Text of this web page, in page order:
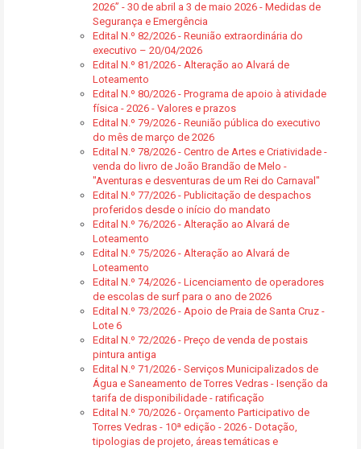
2026” - 30 de abril a 3 de maio 2026 - Medidas de
Segurança e Emergência
Edital N.º 82/2026 - Reunião extraordinária do
executivo – 20/04/2026
Edital N.º 81/2026 - Alteração ao Alvará de
Loteamento
Edital N.º 80/2026 - Programa de apoio à atividade
física - 2026 - Valores e prazos
Edital N.º 79/2026 - Reunião pública do executivo
do mês de março de 2026
Edital N.º 78/2026 - Centro de Artes e Criatividade -
venda do livro de João Brandão de Melo -
"Aventuras e desventuras de um Rei do Carnaval"
Edital N.º 77/2026 - Publicitação de despachos
proferidos desde o início do mandato
Edital N.º 76/2026 - Alteração ao Alvará de
Loteamento
Edital N.º 75/2026 - Alteração ao Alvará de
Loteamento
Edital N.º 74/2026 - Licenciamento de operadores
de escolas de surf para o ano de 2026
Edital N.º 73/2026 - Apoio de Praia de Santa Cruz -
Lote 6
Edital N.º 72/2026 - Preço de venda de postais
pintura antiga
Edital N.º 71/2026 - Serviços Municipalizados de
Água e Saneamento de Torres Vedras - Isenção da
tarifa de disponibilidade - ratificação
Edital N.º 70/2026 - Orçamento Participativo de
Torres Vedras - 10ª edição - 2026 - Dotação,
tipologias de projeto, áreas temáticas e